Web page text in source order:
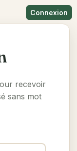
Connexion
recevoir
sans mot